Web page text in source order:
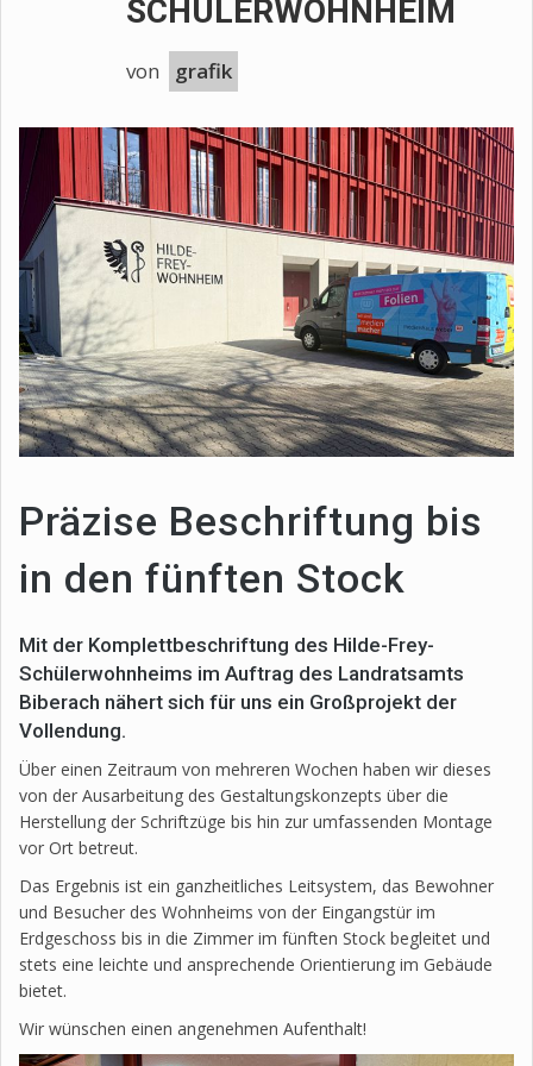
SCHÜLERWOHNHEIM
von grafik
Präzise Beschriftung bis
in den fünften Stock
Mit der Komplettbeschriftung des Hilde-Frey-
Schülerwohnheims im Auftrag des Landratsamts
Biberach nähert sich für uns ein Großprojekt der
Vollendung.
Über einen Zeitraum von mehreren Wochen haben wir dieses
von der Ausarbeitung des Gestaltungskonzepts über die
Herstellung der Schriftzüge bis hin zur umfassenden Montage
vor Ort betreut.
Das Ergebnis ist ein ganzheitliches Leitsystem, das Bewohner
und Besucher des Wohnheims von der Eingangstür im
Erdgeschoss bis in die Zimmer im fünften Stock begleitet und
stets eine leichte und ansprechende Orientierung im Gebäude
bietet.
Wir wünschen einen angenehmen Aufenthalt!